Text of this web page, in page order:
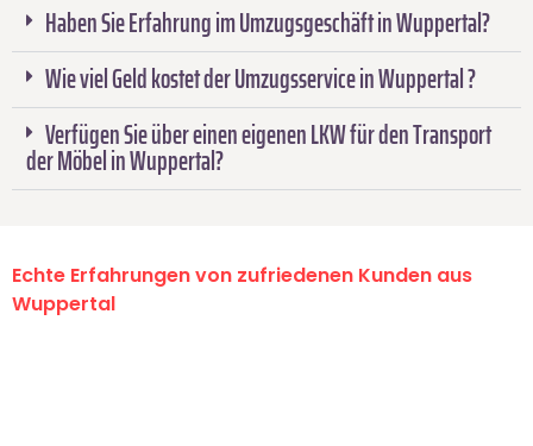
Haben Sie Erfahrung im Umzugsgeschäft in Wuppertal?
Wie viel Geld kostet der Umzugsservice in Wuppertal ?
Verfügen Sie über einen eigenen LKW für den Transport
der Möbel in Wuppertal?
Echte Erfahrungen von zufriedenen Kunden aus
Wuppertal